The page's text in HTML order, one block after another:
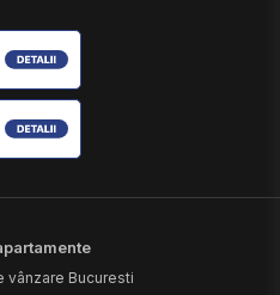
vânzare Bucuresti